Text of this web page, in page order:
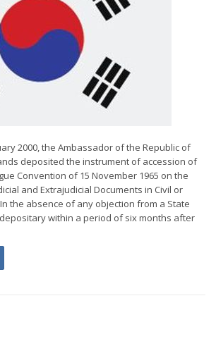
2000, the Ambassador of the Republic of
deposited the instrument of accession of
Convention of 15 November 1965 on the
and Extrajudicial Documents in Civil or
the absence of any objection from a State
within a period of six months after